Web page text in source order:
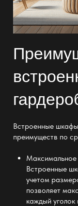
Встроенные
преимуществ по
Максимальное
Встроенные
учетом
позволяет
каждый